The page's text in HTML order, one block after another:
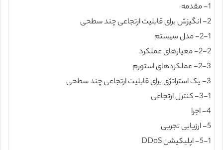
1- مقدمه
2- انگیزش برای قابلیت ارتجاعی چند سطحی
2-1- مدل سیستم
2-2- معیارهای عملکرد
2-3- عملکردهای استورم
3- یک استراتژی برای قابلیت ارتجاعی چند سطحی
3-1- کنترل ارتجاعی
4- اجرا
5- ارزیابی تجربی
5-1- اپلیکیشن DDoS